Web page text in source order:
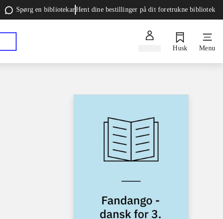
Spørg en bibliotekarHent dine bestillinger på dit foretrukne bibliotek
Husk Menu